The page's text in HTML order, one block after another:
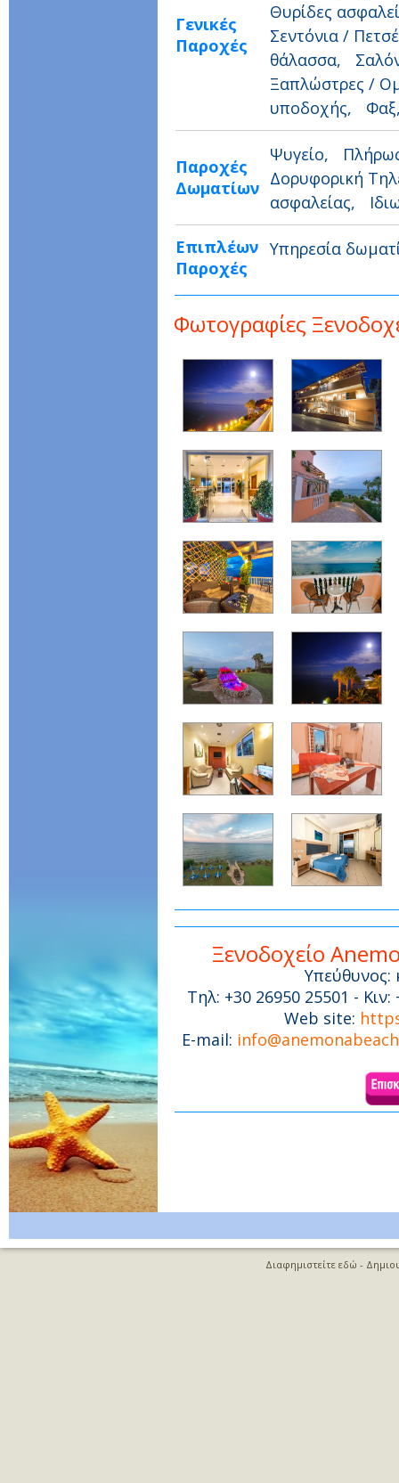
Γενικές
Παροχές
Θυρίδες
Σεντόνια /
θάλασσα,
Ξαπλώστρες /
υποδοχής,
Παροχές
Δωματίων
Ψυγείο,
Δορυφορική
ασφαλείας,
Επιπλέων
Παροχές
Υπηρεσία
Φωτογραφίες
Ξενοδοχείο
Υπεύθυνος:
Τηλ: +30 26950 25501 -
Web site:
E-mail:
Διαφημιστείτε εδώ -